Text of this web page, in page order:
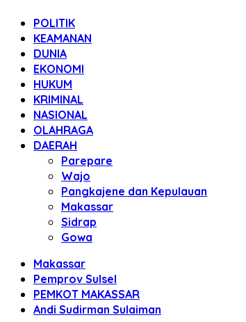
POLITIK
KEAMANAN
DUNIA
EKONOMI
HUKUM
KRIMINAL
NASIONAL
OLAHRAGA
DAERAH
Parepare
Wajo
Pangkajene dan Kepulauan
Makassar
Sidrap
Gowa
Makassar
Pemprov Sulsel
PEMKOT MAKASSAR
Andi Sudirman Sulaiman